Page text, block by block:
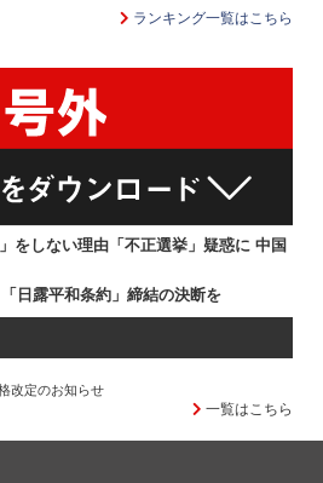
ランキング一覧はこちら
をしない理由「不正選挙」疑惑に 中国
日露平和条約」締結の決断を
改定のお知らせ
一覧はこちら